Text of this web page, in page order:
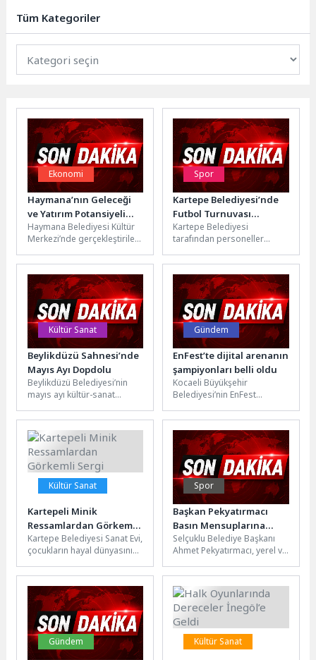
uçurtmalar...
Tüm Kategoriler
Ekonomi
Haymana’nın Geleceği
ve Yatırım Potansiyeli
Masaya Yatırıldı
Haymana Belediyesi Kültür
Merkezi’nde gerçekleştirilen
toplantısında; ilçede yapımı
devam eden projeler ile...
Spor
Kartepe Belediyesi’nde
Futbol Turnuvası
Dostlukla Tamamlandı
Kartepe Belediyesi
tarafından personeller
ve takım ruhunu
güçlendirmek amacıyla
düzenlenen Birimler Arası...
Kültür Sanat
Beylikdüzü Sahnesi’nde
Mayıs Ayı Dopdolu
Beylikdüzü Belediyesi’nin
mayıs ayı kültür-sanat
konserlere uzanan dopdolu
etkinliklerle sanatseverleri
ağırlayacak. Çocuk
oyunları,...
Gündem
EnFest’te dijital arenanın
şampiyonları belli oldu
Kocaeli Büyükşehir
Belediyesi’nin EnFest
düzenlediği ödüllü FC26
turnuvasında final heyecanı
yaşandı. İkişerli gruplardan...
Kültür Sanat
Kartepeli Minik
Ressamlardan Görkemli
Sergi
Kartepe Belediyesi Sanat Evi,
çocukların hayal dünyasını
sahipliği yapıyor. Karatepe
İlkokulu,...
Spor
Başkan Pekyatırmacı
Basın Mensuplarına
Sporcu Seçme ve
Yetiştirme Merkezi’ni
Tanıttı
Selçuklu Belediye Başkanı
Ahmet Pekyatırmacı, yerel ve
temsilcileriyle birlikte, kısa
süre önce...
Gündem Kültür Sanat